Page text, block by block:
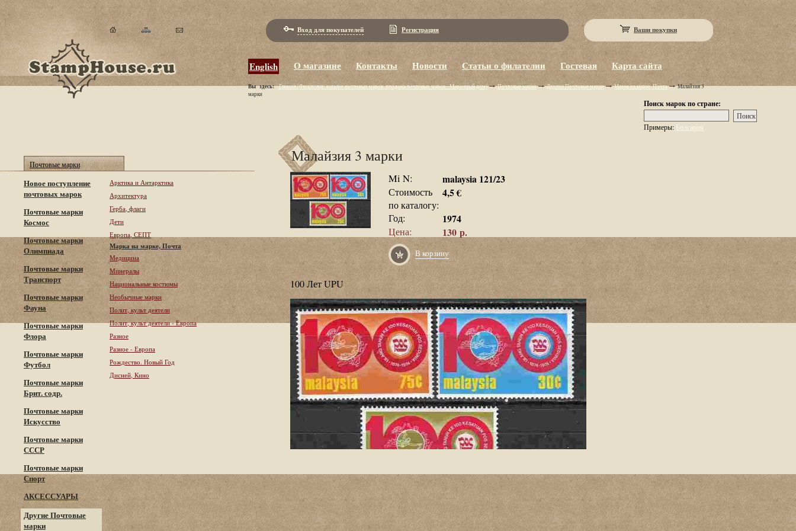
Вход для покупателей Регистрация Ваши покупки
English О магазине Контакты Новости Статьи о филaтeлии Гостевая Карта сайта
Вы здесь: Главная (Филaтeлия: кaтaлoг пoчтoвых мaрoк, пpoдaжa пoчтoвых мaрoк - Maрoчный дoм) Почтовые марки Другие Почтовые марки Марка на марке, Почта
Малайзия 3
марки
Поиск марок по стране:
Примеры: Болгария
Почтовые марки
Новое поступление
почтовых марок
Почтовые марки
Космос
Почтовые марки
Олимпиада
Почтовые марки
Транспорт
Почтовые марки
Фауна
Почтовые марки
Флора
Почтовые марки
Футбол
Почтовые марки
Брит. содр.
Почтовые марки
Искусство
Почтовые марки
СССР
Почтовые марки
Спорт
АКСЕССУАРЫ
Другие Почтовые
марки
Арктика и Антарктика
Архитектура
Герба, флаги
Дети
Европа, СЕПТ
Марка на марке, Почта
Медицина
Минералы
Национальные костюмы
Необычные марки
Полит, культ деятели
Полит, культ деятели - Европа
Разное
Разное - Европа
Рождество. Новый Год
Дисней, Кино
Малайзия 3 марки
Mi N: malaysia 121/23
Стоимость
по каталогу:
4,5 €
Год: 1974
Цена: 130 р.
В корзину
100 Лет UPU